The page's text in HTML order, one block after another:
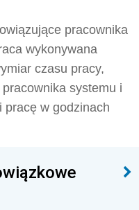
pracownika
wykonywana
czasu pracy,
systemu i
pracę w godzinach